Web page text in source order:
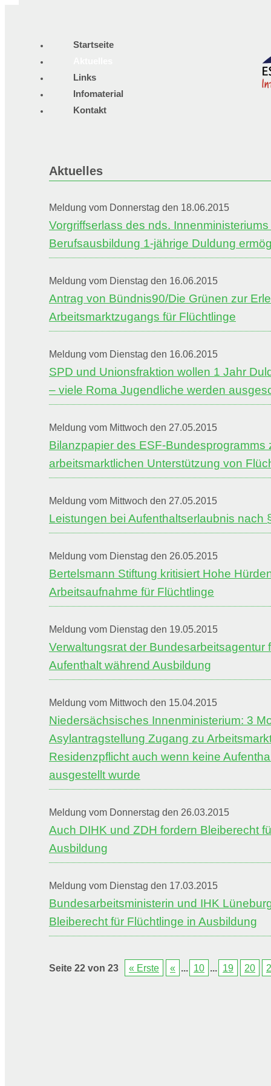
Aktuelles
Meldung vom Donnerstag den 18.06.2015
Vorgriffserlass des nds.
Berufsausbildung 1-jährige Duldung
Meldung vom Dienstag den 16.06.2015
Antrag von Bündnis90/Die Grünen zur
Arbeitsmarktzugangs für Flüchtlinge
Meldung vom Dienstag den 16.06.2015
SPD und Unionsfraktion wollen 1 Jahr
– viele Roma Jugendliche werden
Meldung vom Mittwoch den 27.05.2015
Bilanzpapier des ESF-Bundesprogramms
arbeitsmarktlichen Unterstützung von
Meldung vom Mittwoch den 27.05.2015
Leistungen bei Aufenthaltserlaubnis nach
Meldung vom Dienstag den 26.05.2015
Bertelsmann Stiftung kritisiert Hohe
Arbeitsaufnahme für Flüchtlinge
Meldung vom Dienstag den 19.05.2015
Verwaltungsrat der Bundesarbeitsagentur
Aufenthalt während Ausbildung
Meldung vom Mittwoch den 15.04.2015
Niedersächsisches Innenministerium: 3
Asylantragstellung Zugang zu
Residenzpflicht auch wenn keine
ausgestellt wurde
Meldung vom Donnerstag den 26.03.2015
Auch DIHK und ZDH fordern Bleiberecht
Ausbildung
Meldung vom Dienstag den 17.03.2015
Bundesarbeitsministerin und IHK
Bleiberecht für Flüchtlinge in Ausbildung
Seite 22 von 23 « Erste « ... 10 ... 19 20
Startseite
Links
Infomaterial
Kontakt